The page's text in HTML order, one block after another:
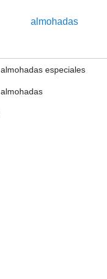
almohadas
almohadas especiales
almohadas